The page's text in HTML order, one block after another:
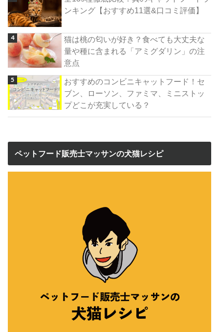
ンキング【おすすめ11選&口コミ評価】
猫は桃の匂いが好き？食べても大丈夫な
量や種に含まれる「アミグダリン」の注
意点
おすすめのコンビニキャットフード！セ
ブン、ローソン、ファミマ、ミニストッ
プどこが充実している？
ペットフード販売士マッサンの犬猫レシピ